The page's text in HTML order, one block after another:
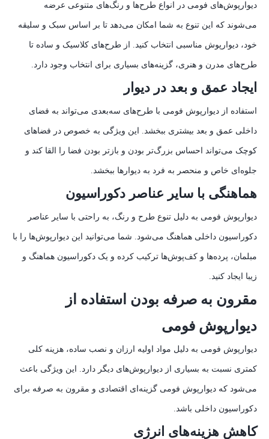
دیوارپوش‌های فومی در انواع طرح‌ها و رنگ‌های متنوعی عرضه
می‌شوند که این تنوع به شما امکان می‌دهد تا بر اساس سبک و سلیقه
خود، دیوارپوش مناسبی انتخاب کنید. از طرح‌های کلاسیک و ساده تا
طرح‌های مدرن و هنری، گزینه‌های بسیاری برای انتخاب وجود دارد.
ایجاد عمق و بعد در دیوار
استفاده از دیوارپوش فومی با طرح‌های سه‌بعدی می‌تواند به فضای
داخلی عمق و بعد بیشتری ببخشد. این ویژگی به خصوص در فضاهای
کوچک می‌تواند احساس بزرگ‌تر بودن و بازتر بودن فضا را القا کند و
جلوه‌ای خاص و منحصر به فرد به دیوارها ببخشد.
هماهنگی با سایر عناصر دکوراسیون
دیوارپوش فومی به دلیل تنوع طرح و رنگ، به راحتی با سایر عناصر
دکوراسیون داخلی هماهنگ می‌شود. شما می‌توانید این دیوارپوش‌ها را با
مبلمان، پرده‌ها و کف‌پوش‌ها ترکیب کرده و یک دکوراسیون هماهنگ و
زیبا ایجاد کنید.
مقرون به صرفه بودن استفاده از
دیوارپوش فومی
دیوارپوش فومی به دلیل مواد اولیه ارزان و نصب ساده، هزینه کلی
کمتری نسبت به بسیاری از دیوارپوش‌های دیگر دارد. این ویژگی باعث
می‌شود که دیوارپوش فومی گزینه‌ای اقتصادی و مقرون به صرفه برای
دکوراسیون داخلی باشد.
کاهش هزینه‌های انرژی